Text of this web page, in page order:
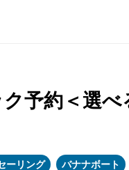
予約＜選
ーリング バナナボート